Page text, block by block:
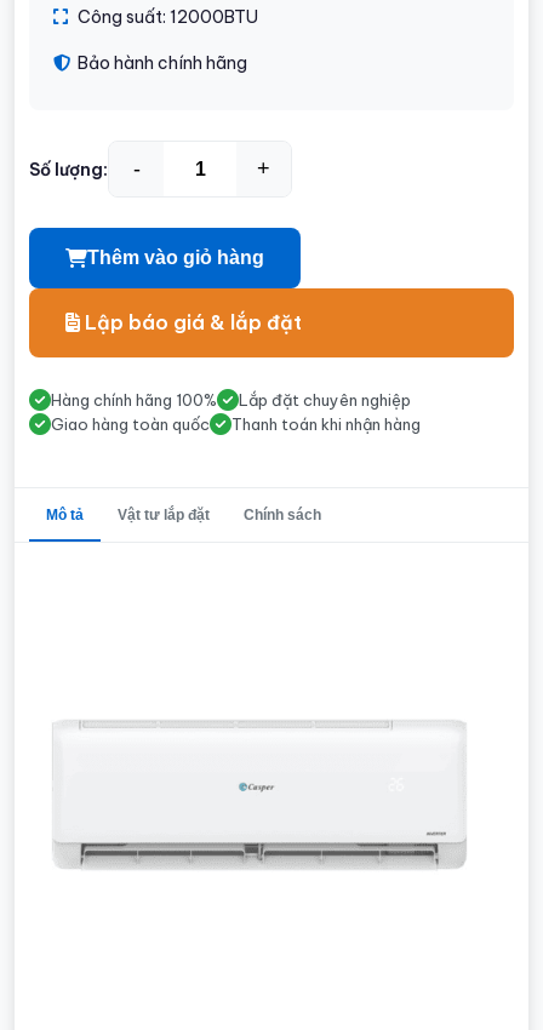
Công suất: 12000BTU
Bảo hành chính hãng
Số lượng: - +
Thêm vào giỏ hàng
Lập báo giá & lắp đặt
Hàng chính hãng 100%
Lắp đặt chuyên nghiệp
Giao hàng toàn quốc
Thanh toán khi nhận hàng
Mô tả Vật tư lắp đặt Chính sách